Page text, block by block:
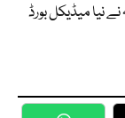
نے نیا میڈیکل بورڈ